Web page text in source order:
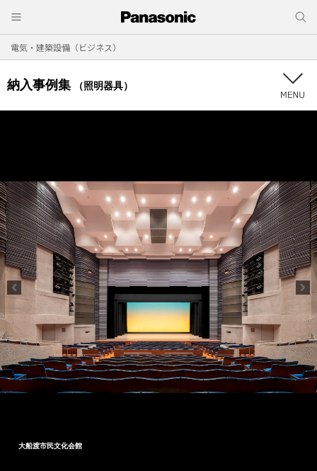
電気・建築設備（ビジネス）
納入事例集 （照明器具）
大船渡市民文化会館